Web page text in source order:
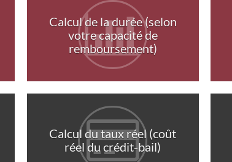
Calcul de la durée (selon
votre capacité de
remboursement)
Calcul du taux réel (coût
réel du crédit-bail)